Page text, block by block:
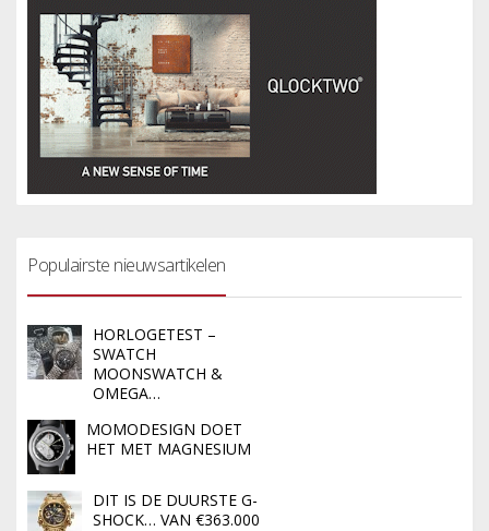
Populairste nieuwsartikelen
HORLOGETEST –
SWATCH
MOONSWATCH &
OMEGA…
MOMODESIGN DOET
HET MET MAGNESIUM
DIT IS DE DUURSTE G-
SHOCK… VAN €363.000